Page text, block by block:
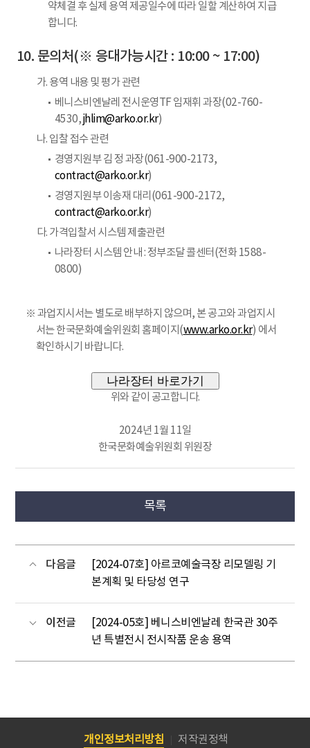
약체결 후 실제 용역 제공일수에 따라 일할 계산하여 지급
합니다.
문의처(※ 응대가능시간 : 10:00 ~ 17:00)
가. 용역 내용 및 평가 관련
베니스비엔날레 전시운영TF 임재휘 과장(02-760-
4530,jhlim@arko.or.kr)
나. 입찰 접수 관련
경영지원부 김 정 과장(061-900-2173,
contract@arko.or.kr)
경영지원부 이송재 대리(061-900-2172,
contract@arko.or.kr)
다. 가격입찰서 시스템 제출관련
나라장터 시스템 안내 : 정부조달 콜센터(전화 1588-
0800)
※ 과업지시서는 별도로 배부하지 않으며, 본 공고와 과업지시
서는 한국문화예술위원회 홈페이지(www.arko.or.kr) 에서
확인하시기 바랍니다.
나라장터 바로가기
위와 같이 공고합니다.
2024년 1월 11일
한국문화예술위원회 위원장
목록
다음글
[2024-07호] 아르코예술극장 리모델링 기
본계획 및 타당성 연구
이전글
[2024-05호] 베니스비엔날레 한국관 30주
년 특별전시 전시작품 운송 용역
개인정보처리방침 저작권정책